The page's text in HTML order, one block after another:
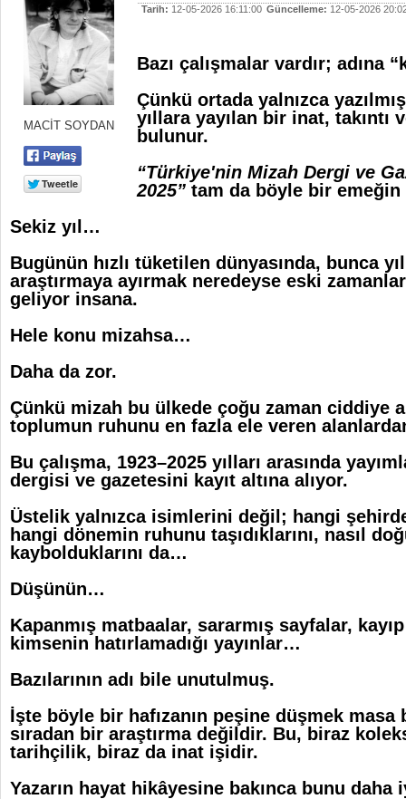
MACİT SOYDAN
Tarih: 12-05-2026 16:11:00 Güncelleme: 12-05-2026
Bazı çalışmalar vardır; adına
Çünkü ortada yalnızca
yıllara yayılan bir inat, takıntı
bulunur.
“Türkiye'nin Mizah Dergi ve
2025” tam da böyle bir emeğin
Sekiz yıl…
Bugünün hızlı tüketilen dünyasında, bunca
araştırmaya ayırmak neredeyse eski
geliyor insana.
Hele konu mizahsa…
Daha da zor.
Çünkü mizah bu ülkede çoğu zaman ciddiye
toplumun ruhunu en fazla ele veren
Bu çalışma, 1923–2025 yılları arasında
dergisi ve gazetesini kayıt altına alıyor.
Üstelik yalnızca isimlerini değil; hangi şehirde
hangi dönemin ruhunu taşıdıklarını, nasıl
kaybolduklarını da…
Düşünün…
Kapanmış matbaalar, sararmış sayfalar,
kimsenin hatırlamadığı yayınlar…
Bazılarının adı bile unutulmuş.
İşte böyle bir hafızanın peşine düşmek masa
sıradan bir araştırma değildir. Bu, biraz
tarihçilik, biraz da inat işidir.
Yazarın hayat hikâyesine bakınca bunu daha